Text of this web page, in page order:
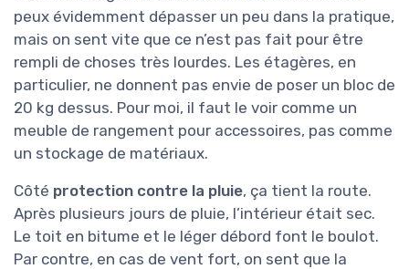
peux évidemment dépasser un peu dans la pratique,
mais on sent vite que ce n’est pas fait pour être
rempli de choses très lourdes. Les étagères, en
particulier, ne donnent pas envie de poser un bloc de
20 kg dessus. Pour moi, il faut le voir comme un
meuble de rangement pour accessoires, pas comme
un stockage de matériaux.
Côté protection contre la pluie, ça tient la route.
Après plusieurs jours de pluie, l’intérieur était sec.
Le toit en bitume et le léger débord font le boulot.
Par contre, en cas de vent fort, on sent que la